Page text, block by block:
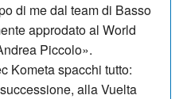
di me dal team di Basso
approdato al World
Piccolo».
Kometa spacchi tutto:
alla Vuelta